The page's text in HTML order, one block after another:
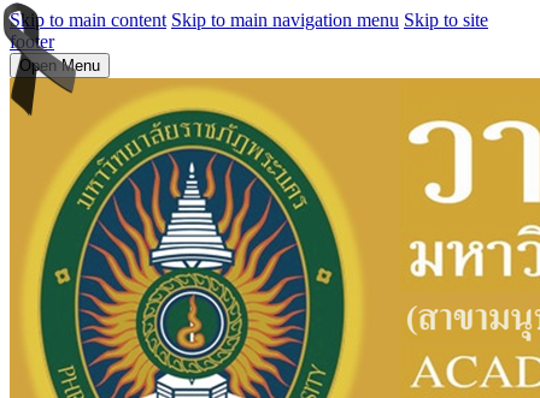
Skip to main content Skip to main navigation menu Skip to site
footer
Open Menu